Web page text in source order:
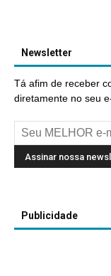
Newsletter
Tá afim de receber
diretamente no seu
Publicidade